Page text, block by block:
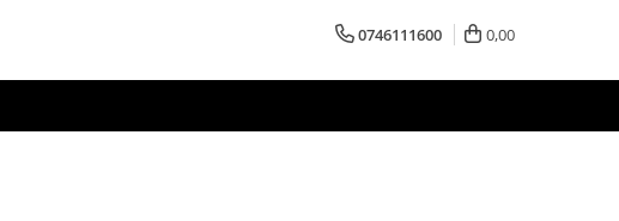
0746111600 0,00